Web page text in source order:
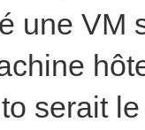
une VM
serait